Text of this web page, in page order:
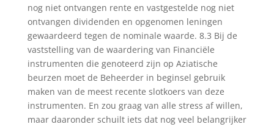
nog niet ontvangen rente en vastgestelde nog niet
ontvangen dividenden en opgenomen leningen
gewaardeerd tegen de nominale waarde. 8.3 Bij de
vaststelling van de waardering van Financiële
instrumenten die genoteerd zijn op Aziatische
beurzen moet de Beheerder in beginsel gebruik
maken van de meest recente slotkoers van deze
instrumenten. En zou graag van alle stress af willen,
maar daaronder schuilt iets dat nog veel belangrijker